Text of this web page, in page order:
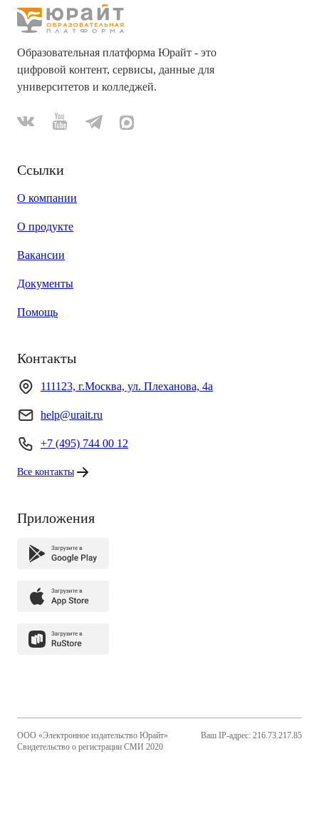
Образовательная платформа Юрайт - это
цифровой контент, сервисы, данные для
университетов и колледжей.
Ссылки
О компании
О продукте
Вакансии
Документы
Помощь
Контакты
111123, г.Москва, ул. Плеханова, 4а
help@urait.ru
+7 (495) 744 00 12
Все контакты
Приложения
ООО «Электронное издательство Юрайт»
Свидетельство о регистрации СМИ 2020
Ваш IP-адрес: 216.73.217.85